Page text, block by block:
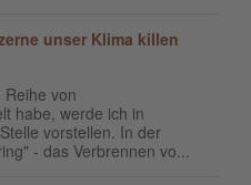
unser Klima killen
von
habe, werde ich in
vorstellen. In der
- das Verbrennen vo...